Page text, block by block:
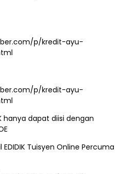
p/kredit-ayu-
p/kredit-ayu-
hanya dapat diisi dengan
EDIDIK Tuisyen Online Percuma